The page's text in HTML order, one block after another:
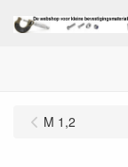
M 1,2